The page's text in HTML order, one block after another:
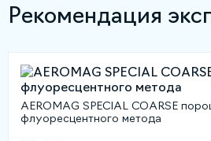
Рекомендация
AEROMAG SPECIAL COARSE
флуоресцентного метода